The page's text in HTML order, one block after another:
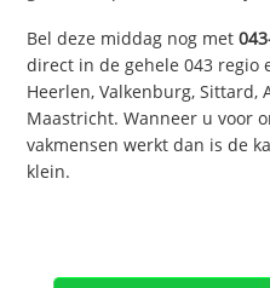
Bel deze middag nog met
direct in de gehele 043 regio
Heerlen, Valkenburg, Sittard,
Maastricht. Wanneer u voor
vakmensen werkt dan is de
klein.